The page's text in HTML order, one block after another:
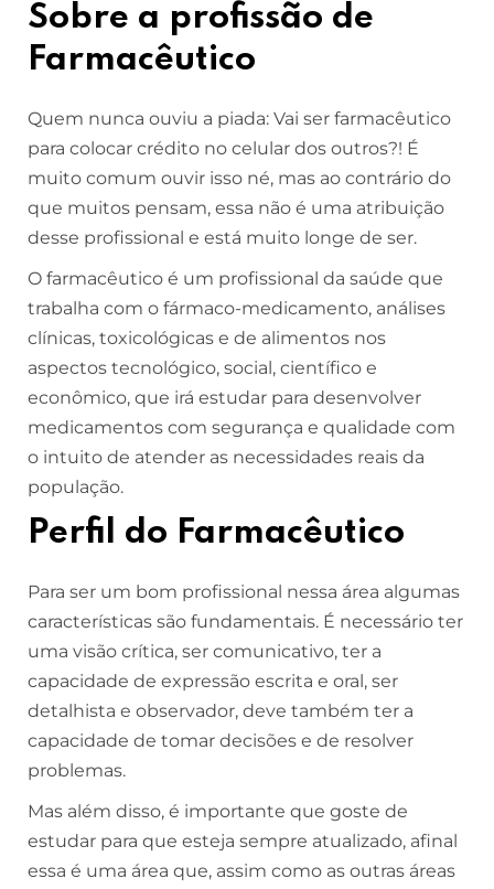
Sobre a profissão de
Farmacêutico
Quem nunca ouviu a piada: Vai ser farmacêutico
para colocar crédito no celular dos outros?! É
muito comum ouvir isso né, mas ao contrário do
que muitos pensam, essa não é uma atribuição
desse profissional e está muito longe de ser.
O farmacêutico é um profissional da saúde que
trabalha com o fármaco-medicamento, análises
clínicas, toxicológicas e de alimentos nos
aspectos tecnológico, social, científico e
econômico, que irá estudar para desenvolver
medicamentos com segurança e qualidade com
o intuito de atender as necessidades reais da
população.
Perfil do Farmacêutico
Para ser um bom profissional nessa área algumas
características são fundamentais. É necessário ter
uma visão crítica, ser comunicativo, ter a
capacidade de expressão escrita e oral, ser
detalhista e observador, deve também ter a
capacidade de tomar decisões e de resolver
problemas.
Mas além disso, é importante que goste de
estudar para que esteja sempre atualizado, afinal
essa é uma área que, assim como as outras áreas